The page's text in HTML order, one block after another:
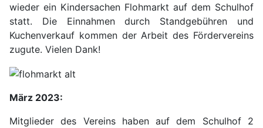
wieder ein Kindersachen Flohmarkt auf dem Schulhof
statt. Die Einnahmen durch Standgebühren und
Kuchenverkauf kommen der Arbeit des Fördervereins
zugute. Vielen Dank!
März 2023:
Mitglieder des Vereins haben auf dem Schulhof 2